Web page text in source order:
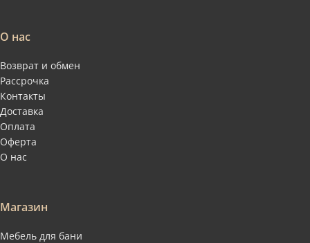
О нас
Возврат и обмен
Рассрочка
Контакты
Доставка
Оплата
Оферта
О нас
Магазин
Мебель для бани